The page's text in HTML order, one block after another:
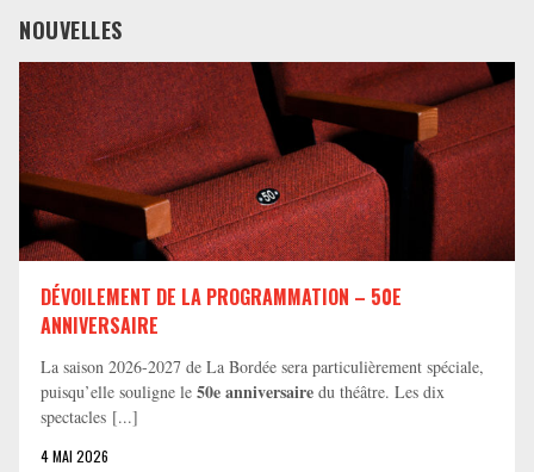
NOUVELLES
DÉVOILEMENT DE LA PROGRAMMATION – 50E
ANNIVERSAIRE
La saison 2026-2027 de La Bordée sera particulièrement spéciale,
puisqu’elle souligne le 50e anniversaire du théâtre. Les dix
spectacles [...]
4 MAI 2026